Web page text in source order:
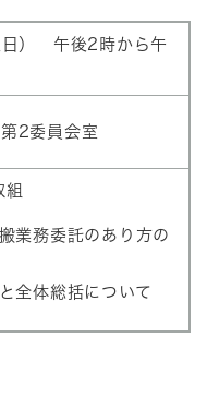
） 午後2時から午
2委員会室
組
業務委託のあり方の
全体総括について